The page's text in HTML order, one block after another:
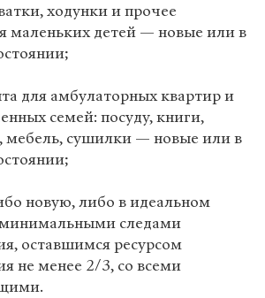
ходунки и прочее
маленьких детей — новые или в
для амбулаторных квартир и
семей: посуду, книги,
мебель, сушилки — новые или в
новую, либо в идеальном
минимальными следами
оставшимся ресурсом
не менее 2/3, со всеми